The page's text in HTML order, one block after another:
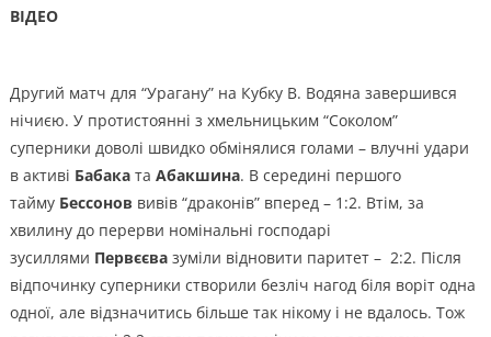
ВІДЕО
Другий матч для “Урагану” на Кубку В. Водяна завершився
нічиєю. У протистоянні з хмельницьким “Соколом”
суперники доволі швидко обмінялися голами – влучні удари
в активі Бабака та Абакшина. В середині першого
тайму Бессонов вивів “драконів” вперед – 1:2. Втім, за
хвилину до перерви номінальні господарі
зусиллями Первєєва зуміли відновити паритет – 2:2. Після
відпочинку суперники створили безліч нагод біля воріт одна
одної, але відзначитись більше так нікому і не вдалось. Тож